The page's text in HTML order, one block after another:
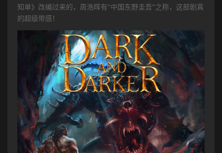
知单》改编过来的，周浩晖有"中国东野圭吾"之称，这部剧真
的超级带感！